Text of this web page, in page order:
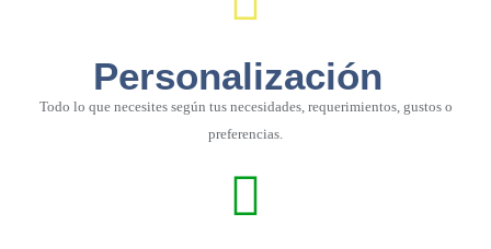
Personalización
Todo lo que necesites según tus necesidades, requerimientos, gustos o
preferencias.